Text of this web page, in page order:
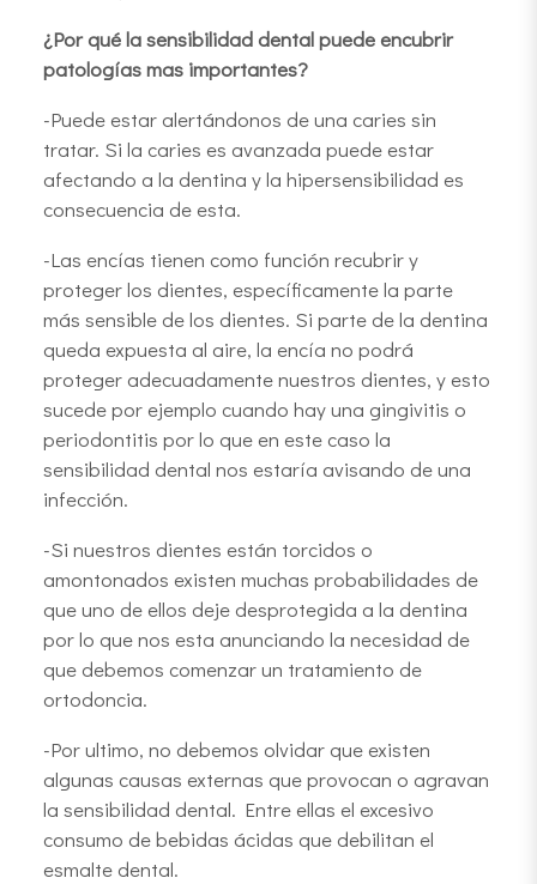
¿Por qué la sensibilidad dental puede encubrir
patologías mas importantes?
-Puede estar alertándonos de una caries sin
tratar. Si la caries es avanzada puede estar
afectando a la dentina y la hipersensibilidad es
consecuencia de esta.
-Las encías tienen como función recubrir y
proteger los dientes, específicamente la parte
más sensible de los dientes. Si parte de la dentina
queda expuesta al aire, la encía no podrá
proteger adecuadamente nuestros dientes, y esto
sucede por ejemplo cuando hay una gingivitis o
periodontitis por lo que en este caso la
sensibilidad dental nos estaría avisando de una
infección.
-Si nuestros dientes están torcidos o
amontonados existen muchas probabilidades de
que uno de ellos deje desprotegida a la dentina
por lo que nos esta anunciando la necesidad de
que debemos comenzar un tratamiento de
ortodoncia.
-Por ultimo, no debemos olvidar que existen
algunas causas externas que provocan o agravan
la sensibilidad dental. Entre ellas el excesivo
consumo de bebidas ácidas que debilitan el
esmalte dental.